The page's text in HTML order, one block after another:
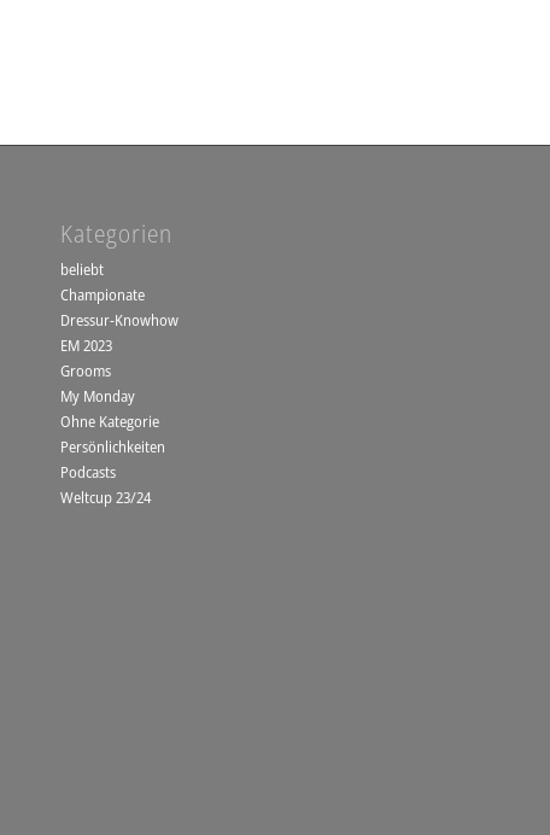
Kategorien
beliebt
Championate
Dressur-Knowhow
EM 2023
Grooms
My Monday
Ohne Kategorie
Persönlichkeiten
Podcasts
Weltcup 23/24